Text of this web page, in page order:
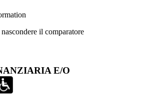
il comparatore
E/O